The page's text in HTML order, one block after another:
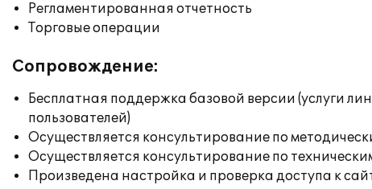
Регламентированная отчетность
Торговые операции
Сопровождение:
Бесплатная поддержка базовой версии (услуги
пользователей)
Осуществляется консультирование по
Осуществляется консультирование по
Произведена настройка и проверка доступа к